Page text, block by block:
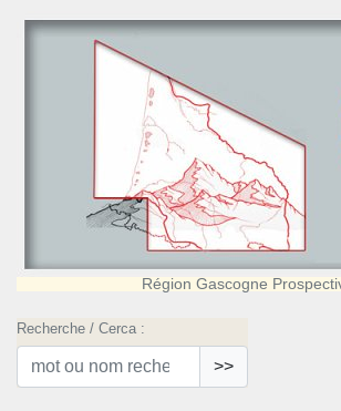
Région Gascogne
Recherche / Cerca :
>>